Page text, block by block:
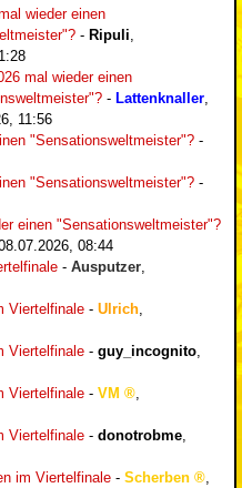
wieder einen
- Ripuli
mal wieder einen
- Lattenknaller
11:56
"Sensationsweltmeister"? -
"Sensationsweltmeister"? -
einen "Sensationsweltmeister"?
08:44
- Ausputzer
Viertelfinale - Ulrich
Viertelfinale - guy_incognito
Viertelfinale - VM
Viertelfinale - donotrobme
im Viertelfinale - Scherben